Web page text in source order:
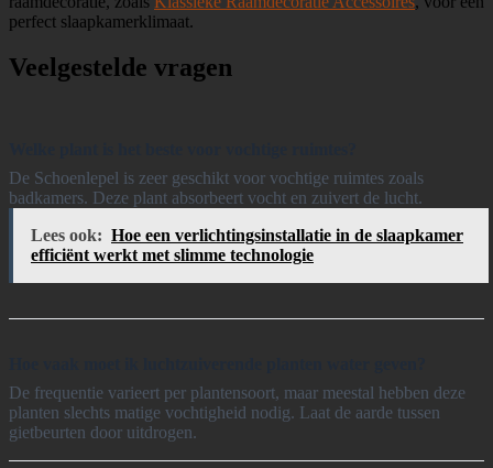
perfect slaapkamerklimaat.
Veelgestelde vragen
De Schoenlepel is zeer geschikt voor vochtige ruimtes zoals
badkamers. Deze plant absorbeert vocht en zuivert de lucht.
Lees ook: Hoe een verlichtingsinstallatie in de slaapkamer
efficiënt werkt met slimme technologie
De frequentie varieert per plantensoort, maar meestal hebben deze
planten slechts matige vochtigheid nodig. Laat de aarde tussen
gietbeurten door uitdrogen.